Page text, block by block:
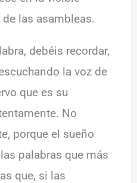
las asambleas.
debéis recordar,
la voz de
que es su
No
porque el sueño
palabras que más
que, si las